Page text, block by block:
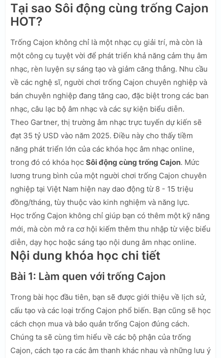
Tại sao Sôi động cùng trống Cajon
HOT?
Trống Cajon không chỉ là một nhạc cụ giải trí, mà còn là
một công cụ tuyệt vời để phát triển khả năng cảm thụ âm
nhạc, rèn luyện sự sáng tạo và giảm căng thẳng. Nhu cầu
về các nghệ sĩ, người chơi trống Cajon chuyên nghiệp và
bán chuyên nghiệp đang tăng cao, đặc biệt trong các ban
nhạc, câu lạc bộ âm nhạc và các sự kiện biểu diễn.
Theo Gartner, thị trường âm nhạc trực tuyến dự kiến sẽ
đạt 35 tỷ USD vào năm 2025. Điều này cho thấy tiềm
năng phát triển lớn của các khóa học âm nhạc online,
trong đó có khóa học Sôi động cùng trống Cajon. Mức
lương trung bình của một người chơi trống Cajon chuyên
nghiệp tại Việt Nam hiện nay dao động từ 8 - 15 triệu
đồng/tháng, tùy thuộc vào kinh nghiệm và năng lực.
Học trống Cajon không chỉ giúp bạn có thêm một kỹ năng
mới, mà còn mở ra cơ hội kiếm thêm thu nhập từ việc biểu
diễn, dạy học hoặc sáng tạo nội dung âm nhạc online.
Nội dung khóa học chi tiết
Bài 1: Làm quen với trống Cajon
Trong bài học đầu tiên, bạn sẽ được giới thiệu về lịch sử,
cấu tạo và các loại trống Cajon phổ biến. Bạn cũng sẽ học
cách chọn mua và bảo quản trống Cajon đúng cách.
Chúng ta sẽ cùng tìm hiểu về các bộ phận của trống
Cajon, cách tạo ra các âm thanh khác nhau và những lưu ý